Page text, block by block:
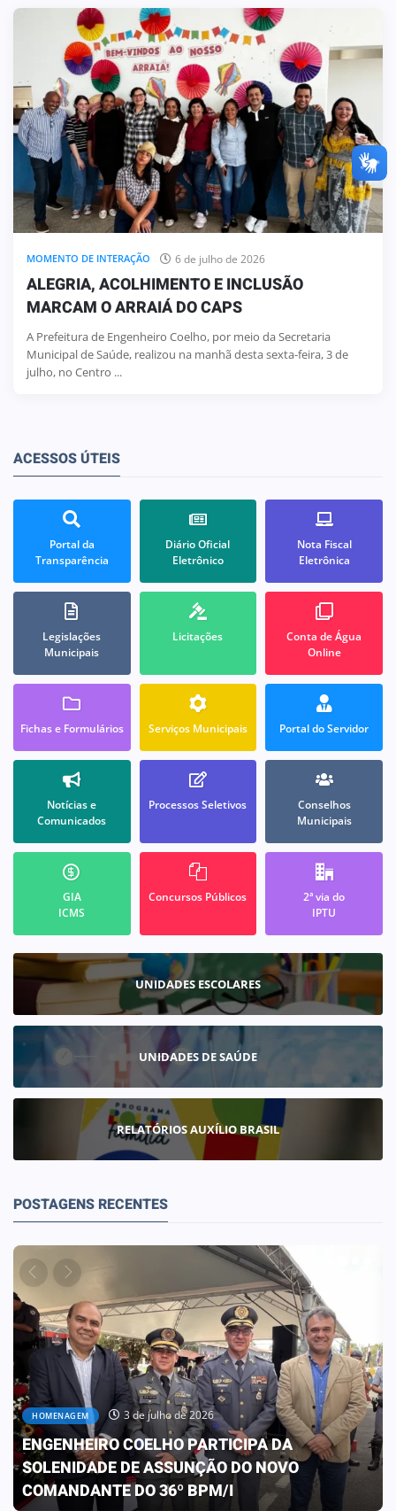
MOMENTO DE INTERAÇÃO 6 de julho de 2026
ALEGRIA, ACOLHIMENTO E INCLUSÃO
MARCAM O ARRAIÁ DO CAPS
A Prefeitura de Engenheiro Coelho, por meio da Secretaria
Municipal de Saúde, realizou na manhã desta sexta-feira, 3 de
julho, no Centro ...
ACESSOS ÚTEIS
Portal da
Transparência
Diário Oficial
Eletrônico
Nota Fiscal
Eletrônica
Legislações
Municipais
Licitações
Conta de Água
Online
Fichas e Formulários Serviços Municipais Portal do Servidor
Notícias e
Comunicados
Processos Seletivos
Conselhos
Municipais
GIA
ICMS
Concursos Públicos
2ª via do
IPTU
UNIDADES ESCOLARES
UNIDADES DE SAÚDE
RELATÓRIOS AUXÍLIO BRASIL
POSTAGENS RECENTES
HOMENAGEM 3 de julho de 2026
ENGENHEIRO COELHO PARTICIPA DA
SOLENIDADE DE ASSUNÇÃO DO NOVO
COMANDANTE DO 36º BPM/I